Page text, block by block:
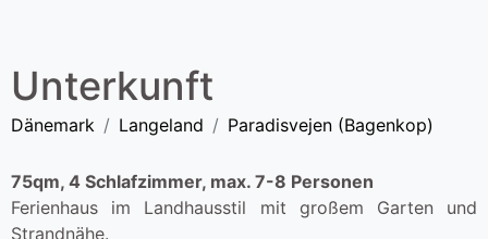
Unterkunft
Dänemark Langeland Paradisvejen (Bagenkop)
75qm, 4 Schlafzimmer, max. 7-8 Personen
Ferienhaus im Landhausstil mit großem Garten und
Strandnähe.